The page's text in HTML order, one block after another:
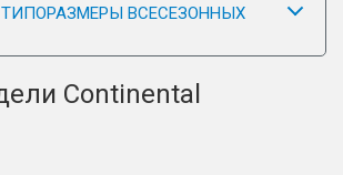
ВСЕСЕЗОННЫХ
Continental